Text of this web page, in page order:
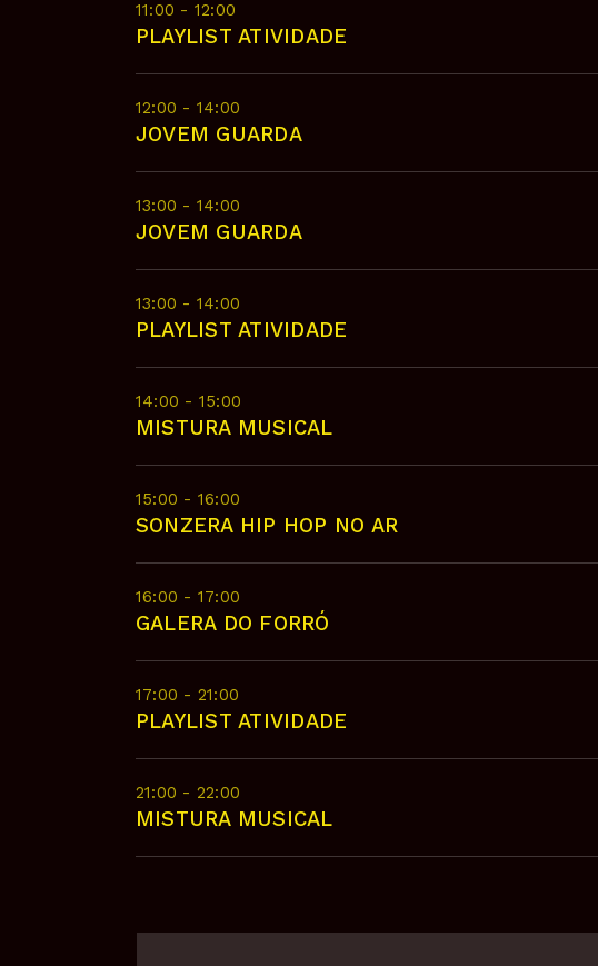
11:00 - 12:00
PLAYLIST ATIVIDADE
12:00 - 14:00
JOVEM GUARDA
13:00 - 14:00
JOVEM GUARDA
13:00 - 14:00
PLAYLIST ATIVIDADE
14:00 - 15:00
MISTURA MUSICAL
15:00 - 16:00
SONZERA HIP HOP NO AR
16:00 - 17:00
GALERA DO FORRÓ
17:00 - 21:00
PLAYLIST ATIVIDADE
21:00 - 22:00
MISTURA MUSICAL